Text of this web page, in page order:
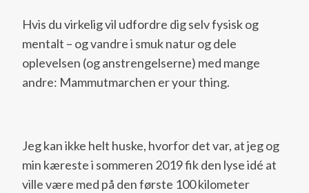
Hvis du virkelig vil udfordre dig selv fysisk og
mentalt – og vandre i smuk natur og dele
oplevelsen (og anstrengelserne) med mange
andre: Mammutmarchen er your thing.
Jeg kan ikke helt huske, hvorfor det var, at jeg og
min kæreste i sommeren 2019 fik den lyse idé at
ville være med på den første 100 kilometer